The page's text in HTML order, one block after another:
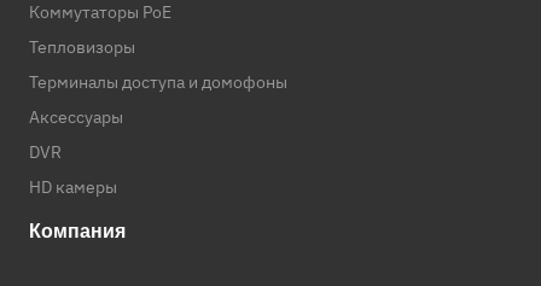
Коммутаторы PoE
Тепловизоры
Терминалы доступа и домофоны
Аксессуары
DVR
HD камеры
Компания